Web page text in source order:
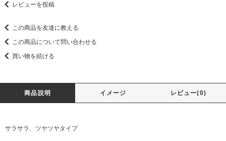
レビューを投稿
この商品を友達に教える
この商品について問い合わせる
買い物を続ける
商品説明 イメージ レビュー(0)
サラサラ、ツヤツヤタイプ